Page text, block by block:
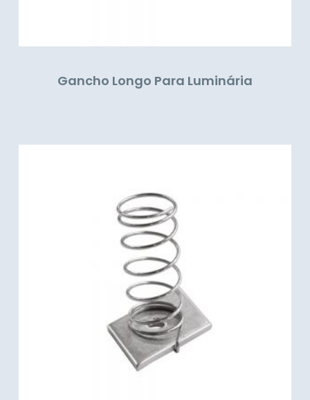
Gancho Longo Para Luminária